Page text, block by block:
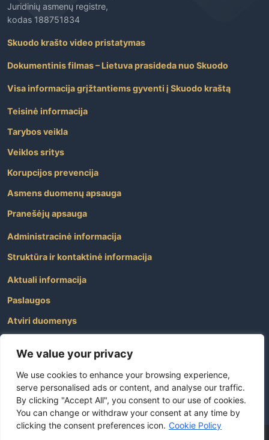
We value your privacy
We use cookies to enhance your browsing experience,
serve personalised ads or content, and analyse our traffic.
By clicking "Accept All", you consent to our use of cookies.
You can change or withdraw your consent at any time by
clicking the consent preferences icon. Cookie Policy
Juridinių asmenų registre,
kodas 188751834
Skuodo krašto video pristatymas
Dokumentinis filmas – Lietuva prasideda nuo Skuodo
Visa informacija grįžtantiems gyventi į Skuodo kraštą
Teisinė informacija
Tarybos veikla
Veiklos sritys
Korupcijos prevencija
Asmens duomenų apsauga
Pranešėjų apsauga
Administracinė informacija
Struktūra ir kontaktinė informacija
Aktuali informacija
Paslaugos
Atviri duomenys
Dažniausiai užduodami klausimai
Apie savivaldybę